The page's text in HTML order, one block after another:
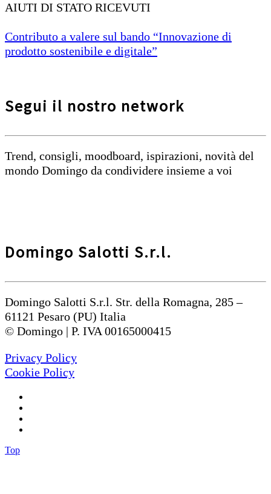
AIUTI DI STATO RICEVUTI
Contributo a valere sul bando “Innovazione di
prodotto sostenibile e digitale”
Segui il nostro network
Trend, consigli, moodboard, ispirazioni, novità del
mondo Domingo da condividere insieme a voi
Domingo Salotti S.r.l.
Domingo Salotti S.r.l. Str. della Romagna, 285 –
61121 Pesaro (PU) Italia
© Domingo | P. IVA 00165000415
Privacy Policy
Cookie Policy
Top